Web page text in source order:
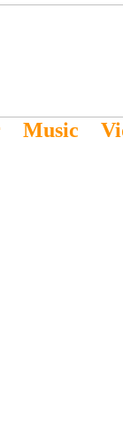
Music